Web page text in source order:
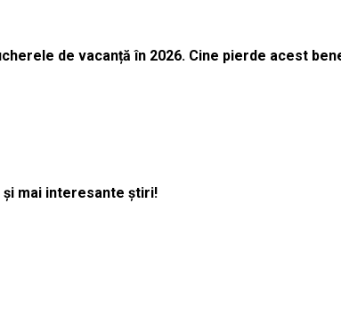
de vacanță în 2026. Cine pierde acest
mai interesante știri!